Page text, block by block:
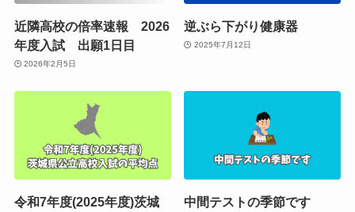
近隣高校の倍率速報 2026
年度入試 出願1日目
2026年2月5日
逆ぶら下がり健康器
2025年7月12日
令和7年度(2025年度)茨城
中間テストの季節です